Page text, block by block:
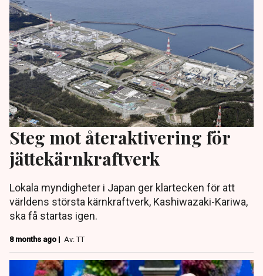
Steg mot återaktivering för
jättekärnkraftverk
Lokala myndigheter i Japan ger klartecken för att
världens största kärnkraftverk, Kashiwazaki-Kariwa,
ska få startas igen.
8 months ago | Av: TT